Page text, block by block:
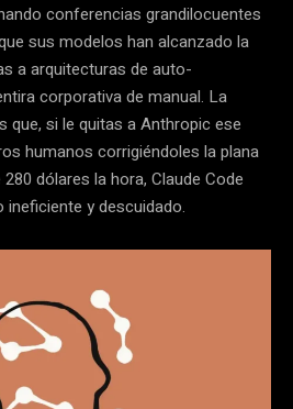
conferencias grandilocuentes
sus modelos han alcanzado la
a arquitecturas de auto-
corporativa de manual. La
que, si le quitas a Anthropic ese
humanos corrigiéndoles la plana
dólares la hora, Claude Code
ineficiente y descuidado.